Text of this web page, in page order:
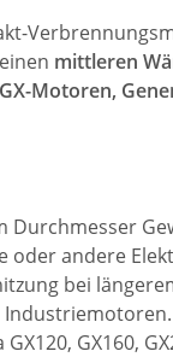
mittleren
Motoren,
Durchmesser
oder andere
bei
Industriemotoren.
GX160,